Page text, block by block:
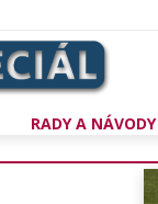
RADY A NÁVODY